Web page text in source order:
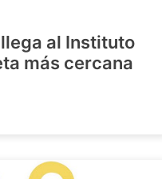
al Instituto
más cercana